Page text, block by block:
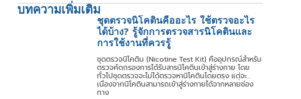
บทความเพิ่มเติม
ชุดตรวจนิโคตินคืออะไร ใช้ตรวจอะไร
ได้บ้าง? รู้จักการตรวจสารนิโคตินและ
การใช้งานที่ควรรู้
ชุดตรวจนิโคติน (Nicotine Test Kit) คืออุปกรณ์สำหรับ
ตรวจคัดกรองการได้รับสารนิโคตินเข้าสู่ร่างกาย โดย
ทั่วไปชุดตรวจจะไม่ได้ตรวจหานิโคตินโดยตรง แต่จะ
ตรวจหา Cotinine ซึ่งเป็นสารเมตาบอไลต์ที่เกิดขึ้นหลัง
จากร่างกายมีการเผาผลาญนิโคติน
เนื่องจากนิโคตินสามารถเข้าสู่ร่างกายได้จากหลายช่อง
ทาง